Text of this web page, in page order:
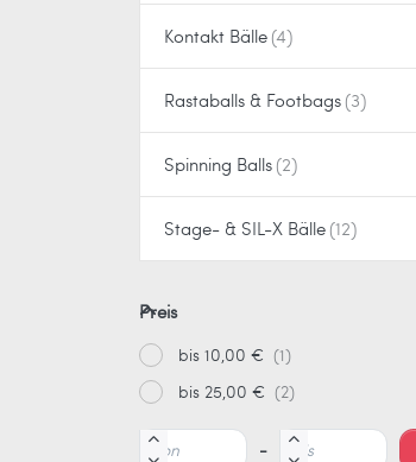
Kontakt Bälle
Rastaballs & Footbags
Spinning Balls
Stage- & SIL-X Bälle
Preis
bis 10,00 €
bis 25,00 €
-